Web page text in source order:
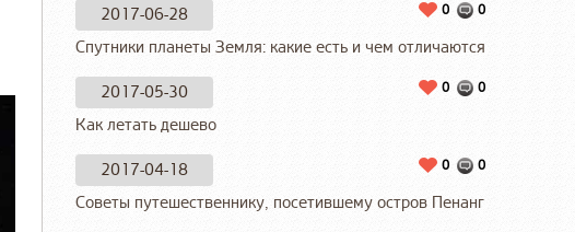
2017-06-28 0
0
Спутники планеты Земля: какие есть и чем отличаются
2017-05-30 0
0
Как летать дешево
2017-04-18 0
0
Советы путешественнику, посетившему остров Пенанг